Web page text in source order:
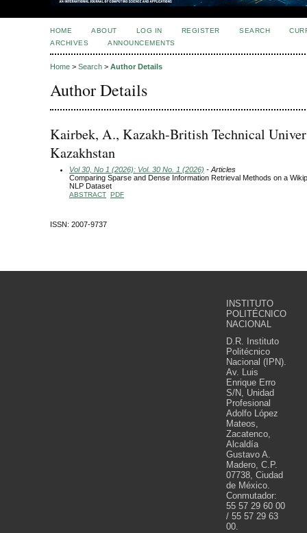
HOME ABOUT LOG IN REGISTER SEARCH
ARCHIVES
ANNOUNCEMENTS
Home > Search > Author Details
Author Details
Kairbek, A., Kazakh-British Technical
Kazakhstan
Vol 30, No 1 (2026): Vol. 30 No. 1 (2026) - Articles
Comparing Sparse and Dense Information Retrieval Methods on a
NLP Dataset
ABSTRACT PDF
ISSN: 2007-9737
INSTITUTO
POLITÉCNICO
NACIONAL
D.R. Instituto
Politécnico
Nacional (IPN).
Av. Luis
Enrique Erro
S/N, Unidad
Profesional
Adolfo López
Mateos,
Zacatenco,
Alcaldía
Gustavo A.
Madero, C.P.
07738, Ciudad
de México.
Conmutador:
55 57 29 60 00
/ 55 57 29 63
00.